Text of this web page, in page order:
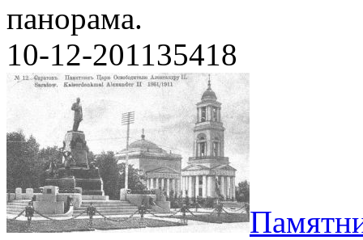
панорама.
10-12-201135418